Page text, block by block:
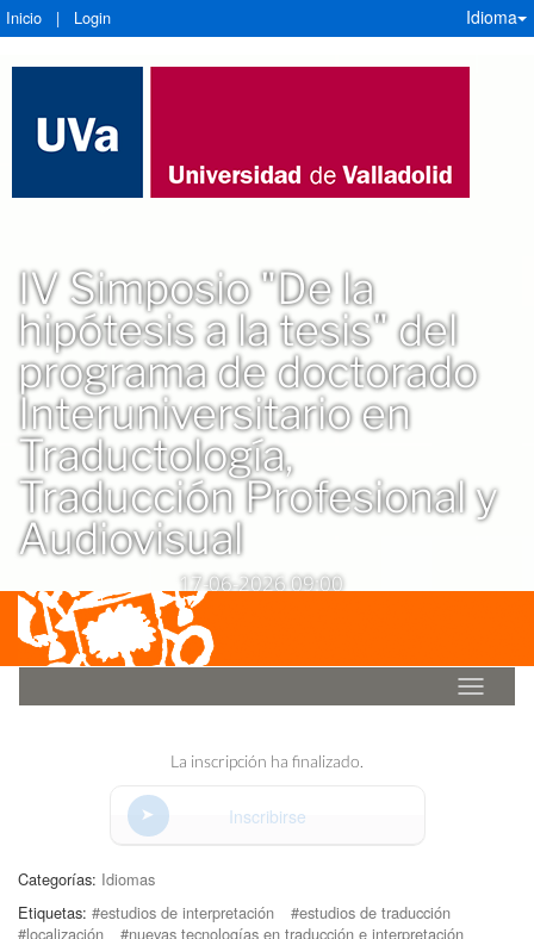
Inicio | Login Idioma
IV Simposio "De la
hipótesis a la tesis" del
programa de doctorado
Interuniversitario en
Traductología,
Traducción Profesional y
Audiovisual
17-06-2026 09:00
Idioma
La inscripción ha finalizado.
Inscribirse
Categorías: Idiomas
Etiquetas: #estudios de interpretación
#estudios de traducción
#localización
#nuevas tecnologías en traducción e interpretación